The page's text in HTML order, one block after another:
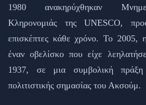
1980 ανακηρύχθηκαν
Κληρονομιάς της UNESCO,
επισκέπτες κάθε χρόνο. Το 2005,
έναν οβελίσκο που είχε
1937, σε μια συμβολική πράξη
πολιτιστικής σημασίας του Ακσούμ.